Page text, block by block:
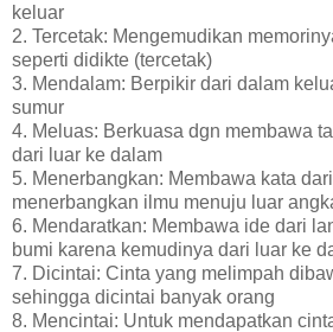
keluar
2. Tercetak: Mengemudikan
seperti didikte (tercetak)
3. Mendalam: Berpikir dari dalam
sumur
4. Meluas: Berkuasa dgn membawa
dari luar ke dalam
5. Menerbangkan: Membawa kata
menerbangkan ilmu menuju luar
6. Mendaratkan: Membawa ide dari
bumi karena kemudinya dari luar ke
7. Dicintai: Cinta yang melimpah
sehingga dicintai banyak orang
8. Mencintai: Untuk mendapatkan